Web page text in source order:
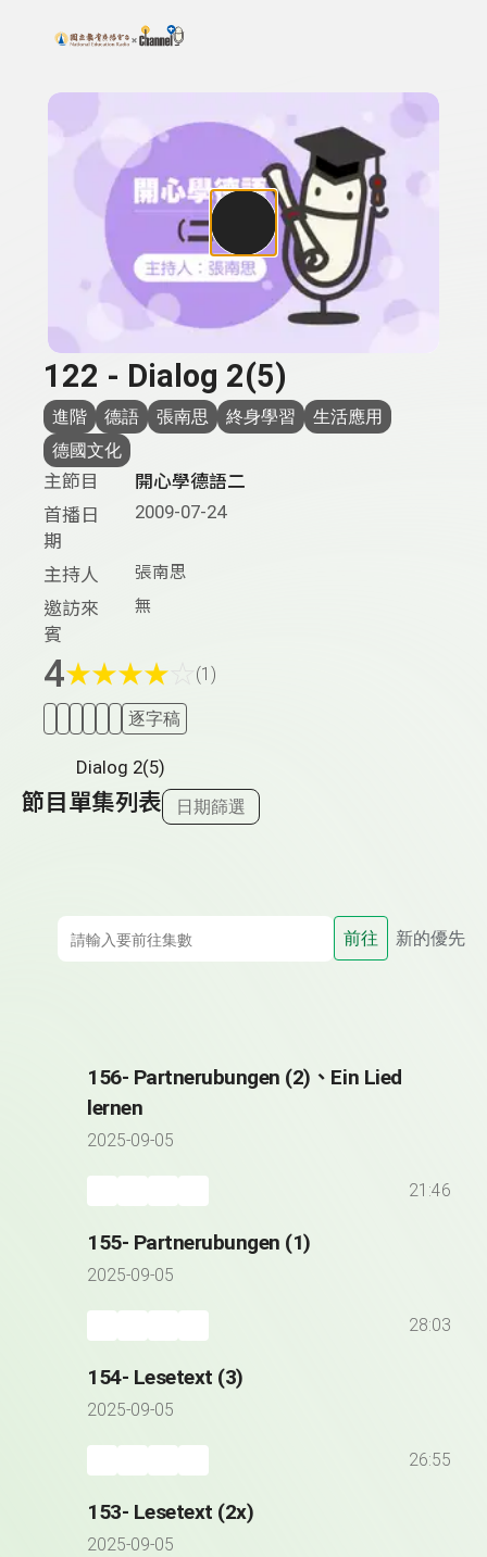
上方功能區塊
搜尋關鍵字：可輸入節目名稱、主持人或關鍵字
122 - Dialog 2(5)
進階 德語 張南思 終身學習
生活應用
德國文化
主節目
開心學德語二
首播日
期
2009-07-24
主持人 張南思
邀訪來
賓
無
4★★★★ (1)
逐字稿
Dialog 2(5)
節目單集列表 日期篩選
前往 新的優先
156- Partnerubungen (2)、Ein Lied
lernen
2025-09-05
21:46
155- Partnerubungen (1)
2025-09-05
28:03
154- Lesetext (3)
2025-09-05
26:55
153- Lesetext (2x)
2025-09-05